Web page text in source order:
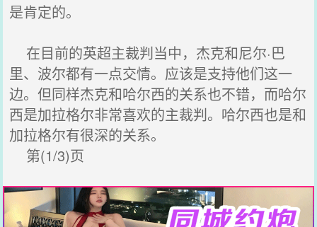
是肯定的。
在目前的英超主裁判当中，杰克和尼尔·巴
里、波尔都有一点交情。应该是支持他们这一
边。但同样杰克和哈尔西的关系也不错，而哈尔
西是加拉格尔非常喜欢的主裁判。哈尔西也是和
加拉格尔有很深的关系。
第(1/3)页